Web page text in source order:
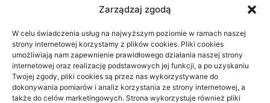
Zarządzaj zgodą
W celu świadczenia usług na najwyższym poziomie w ramach naszej
strony internetowej korzystamy z plików cookies. Pliki cookies
umożliwiają nam zapewnienie prawidłowego działania naszej strony
internetowej oraz realizację podstawowych jej funkcji, a po uzyskaniu
Twojej zgody, pliki cookies są przez nas wykorzystywane do
dokonywania pomiarów i analiz korzystania ze strony internetowej, a
także do celów marketingowych. Strona wykorzystuje również pliki
Prywatnie czy na NFZ: fizjoterapia przy
braku czasu
23/06/2026